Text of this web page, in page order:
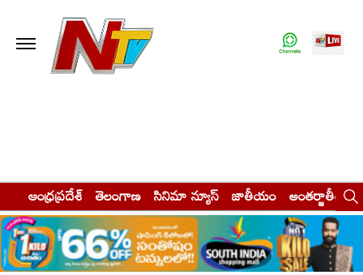
ఆంధ్రప్రదేశ్ తెలంగాణ సినిమా న్యూస్ జాతీయం అంతర్జాతీయం